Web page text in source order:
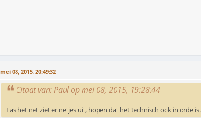
mei 08, 2015, 20:49:32
Citaat van: Paul op mei 08, 2015, 19:28:44
Las het net ziet er netjes uit, hopen dat het technisch ook in orde is.